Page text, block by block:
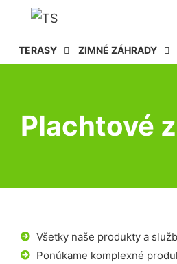
TERASY ZIMNÉ ZÁHRADY
Plachtové
Všetky naše produkty a
Ponúkame komplexné